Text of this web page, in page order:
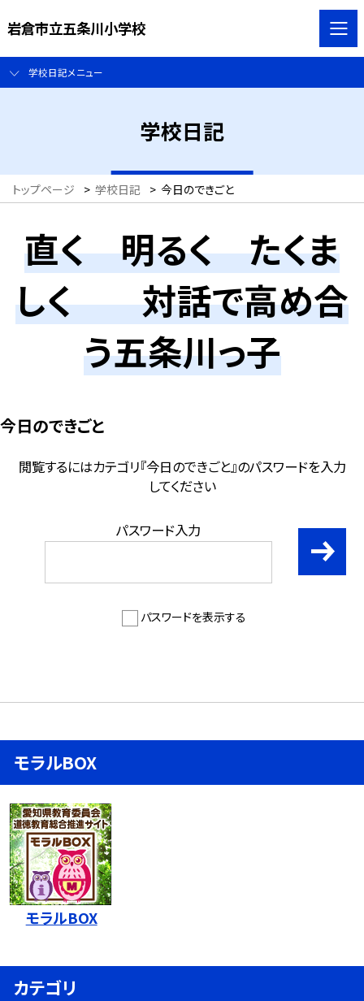
岩倉市立五条川小学校
学校日記メニュー
学校日記
トップページ > 学校日記 > 今日のできごと
直く 明るく たくま
しく 対話で高め合
う五条川っ子
今日のできごと
閲覧するにはカテゴリ『今日のできごと』のパスワードを入力
してください
パスワード入力
パスワードを表示する
モラルBOX
モラルBOX
カテゴリ